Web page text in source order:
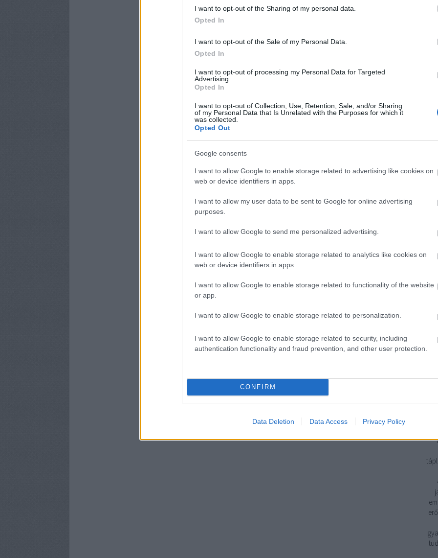
I want to opt-out of the Sharing of my personal data.
Opted In
I want to opt-out of the Sale of my Personal Data.
Opted In
I want to opt-out of processing my Personal Data for Targeted
Advertising.
Opted In
I want to opt-out of Collection, Use, Retention, Sale, and/or Sharing
of my Personal Data that Is Unrelated with the Purposes for which it
was collected.
Opted Out
Google consents
I want to allow Google to enable storage related to advertising like cookies on
web or device identifiers in apps.
I want to allow my user data to be sent to Google for online advertising
purposes.
I want to allow Google to send me personalized advertising.
I want to allow Google to enable storage related to analytics like cookies on
web or device identifiers in apps.
I want to allow Google to enable storage related to functionality of the website
or app.
I want to allow Google to enable storage related to personalization.
I want to allow Google to enable storage related to security, including
authentication functionality and fraud prevention, and other user protection.
CONFIRM
Data Deletion Data Access Privacy Policy